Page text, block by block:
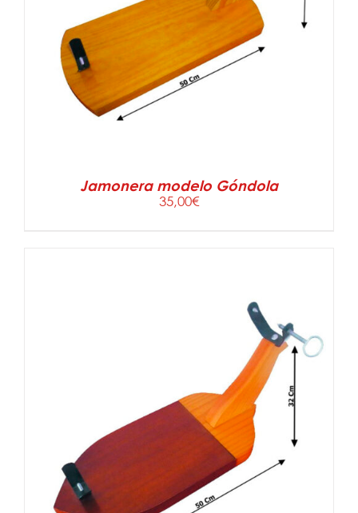
Jamonera modelo Góndola
35,00€
AÑADIR AL CARRITO / DETALLES